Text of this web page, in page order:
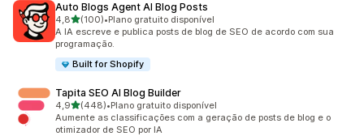
Auto Blogs Agent AI Blog Posts
4,8de 5 estrelas
(100)
100 avaliações ao todo
•Plano gratuito disponível
A IA escreve e publica posts de blog de SEO de acordo com sua
programação.
Built for Shopify
Tapita SEO AI Blog Builder
4,9de 5 estrelas
(448)
448 avaliações ao todo
•Plano gratuito disponível
Aumente as classificações com a geração de posts de blog e o
otimizador de SEO por IA